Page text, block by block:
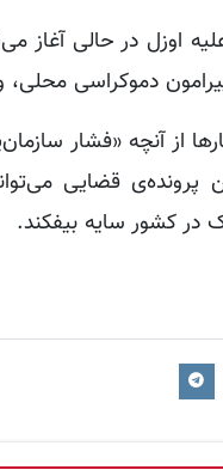
اوزل در حالی آغاز
دموکراسی محلی، و
از آنچه «فشار
پرونده‌ی قضایی
در کشور سایه بیفکند.